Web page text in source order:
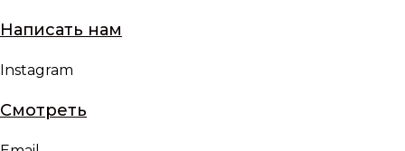
Написать нам
Instagram
Смотреть